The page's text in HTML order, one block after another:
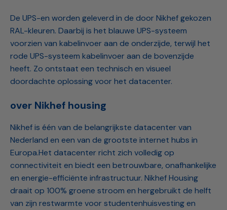
De UPS-en worden geleverd in de door Nikhef gekozen
RAL-kleuren. Daarbij is het blauwe UPS-systeem
voorzien van kabelinvoer aan de onderzijde, terwijl het
rode UPS-systeem kabelinvoer aan de bovenzijde
heeft. Zo ontstaat een technisch en visueel
doordachte oplossing voor het datacenter.
over Nikhef housing
Nikhef is één van de belangrijkste datacenter van
Nederland en een van de grootste internet hubs in
Europa.Het datacenter richt zich volledig op
connectiviteit en biedt een betrouwbare, onafhankelijke
en energie-efficiënte infrastructuur. Nikhef Housing
draait op 100% groene stroom en hergebruikt de helft
van zijn restwarmte voor studentenhuisvesting en